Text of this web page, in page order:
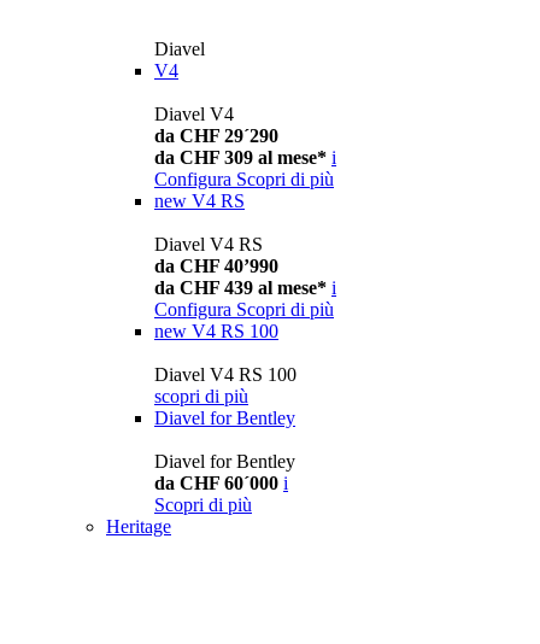
Diavel
V4
Diavel V4
da CHF 29´290
da CHF 309 al mese* i
Configura Scopri di più
new V4 RS
Diavel V4 RS
da CHF 40’990
da CHF 439 al mese* i
Configura Scopri di più
new V4 RS 100
Diavel V4 RS 100
scopri di più
Diavel for Bentley
Diavel for Bentley
da CHF 60´000 i
Scopri di più
Heritage